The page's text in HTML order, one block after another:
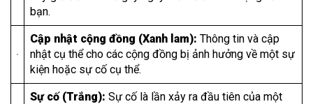
bạn.
Cập nhật cộng đồng (Xanh lam): Thông tin và cập
nhật cụ thể cho các cộng đồng bị ảnh hưởng về một sự
kiện hoặc sự cố cụ thể.
Sự cố (Trắng): Sự cố là lần xảy ra đầu tiên của một